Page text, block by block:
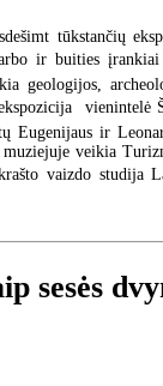
tūkstančių
ir buities
geologijos,
 vienintelė
Eugenijaus ir
veikia
vaizdo studija
sesės